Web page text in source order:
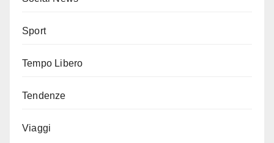
Sport
Tempo Libero
Tendenze
Viaggi